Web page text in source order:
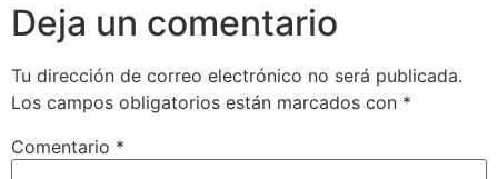
Deja un comentario
Tu dirección de correo electrónico no será publicada.
Los campos obligatorios están marcados con *
Comentario *